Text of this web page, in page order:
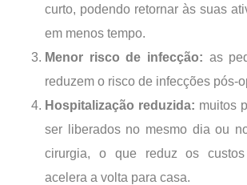
curto, podendo retornar às suas
em menos tempo.
Menor risco de infecção: as
reduzem o risco de infecções pós-
Hospitalização reduzida: muitos
ser liberados no mesmo dia ou
cirurgia, o que reduz os
acelera a volta para casa.